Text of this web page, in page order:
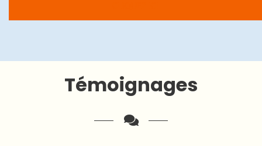
Témoignages